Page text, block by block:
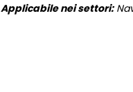
Applicabile nei settori: